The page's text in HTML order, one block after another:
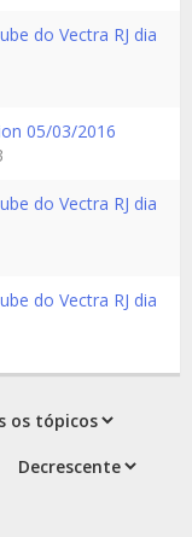
do Vectra RJ dia
05/03/2016
do Vectra RJ dia
do Vectra RJ dia